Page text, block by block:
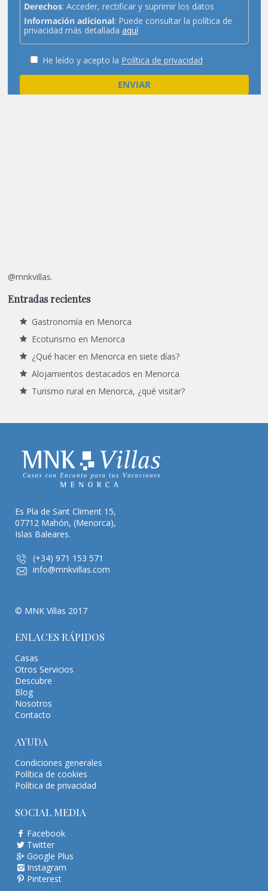
Derechos: Acceder, rectificar y suprimir los datos
Información adicional: Puede consultar la política de
privacidad más detallada aquí
He leído y acepto la Política de privacidad
@mnkvillas.
Entradas recientes
Gastronomía en Menorca
Ecoturismo en Menorca
¿Qué hacer en Menorca en siete días?
Alojamientos destacados en Menorca
Turismo rural en Menorca, ¿qué visitar?
Es Pla de Sant Climent 15,
07712 Mahón, (Menorca),
Islas Baleares.
(+34) 971 153 571
info@mnkvillas.com
© MNK Villas 2017
ENLACES RÁPIDOS
Casas
Otros Servicios
Descubre
Blog
Nosotros
Contacto
AYUDA
Condiciones generales
Política de cookies
Política de privacidad
SOCIAL MEDIA
Facebook
Twitter
Google Plus
Instagram
Pinterest